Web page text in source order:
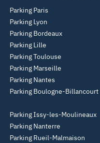
Parking Paris
Parking Lyon
Parking Bordeaux
Parking Lille
Parking Toulouse
Parking Marseille
Parking Nantes
Parking Boulogne-Billancourt
Parking Issy-les-Moulineaux
Parking Nanterre
Parking Rueil-Malmaison